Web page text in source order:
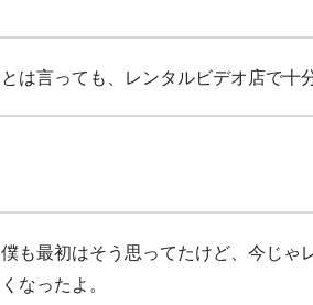
とは言っても、レンタルビデオ店で十
僕も最初はそう思ってたけど、今じゃ
くなったよ。